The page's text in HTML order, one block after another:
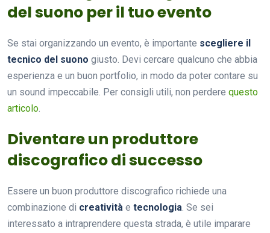
del suono per il tuo evento
Se stai organizzando un evento, è importante scegliere il
tecnico del suono giusto. Devi cercare qualcuno che abbia
esperienza e un buon portfolio, in modo da poter contare su
un sound impeccabile. Per consigli utili, non perdere questo
articolo.
Diventare un produttore
discografico di successo
Essere un buon produttore discografico richiede una
combinazione di creatività e tecnologia. Se sei
interessato a intraprendere questa strada, è utile imparare